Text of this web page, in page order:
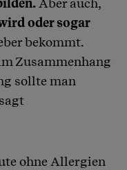
Aber auch,
oder sogar
bekommt.
Zusammenhang
sollte man
ohne Allergien